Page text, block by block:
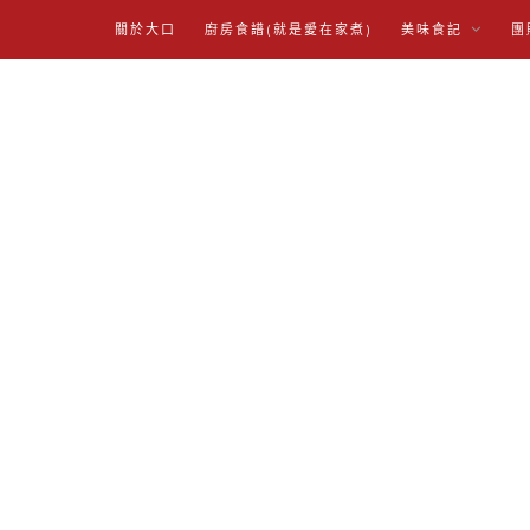
關於大口 廚房食譜(就是愛在家煮) 美味食記